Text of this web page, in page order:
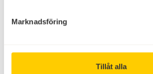
Marknadsföring
Tillåt alla